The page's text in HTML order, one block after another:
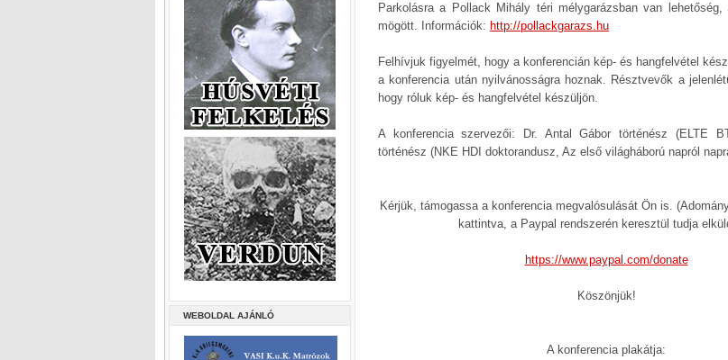
WEBOLDAL AJÁNLÓ
Parkolásra a Pollack Mihály téri mélygarázsban van
mögött. Információk: http://pollackgarazs.hu
Felhívjuk figyelmét, hogy a konferencián kép- és hangfelvétel
a konferencia után nyilvánosságra hoznak. Résztvevők a
hogy róluk kép- és hangfelvétel készüljön.
A konferencia szervezői: Dr. Antal Gábor történész (ELTE
történész (NKE HDI doktorandusz, Az első világháború napról
Kérjük, támogassa a konferencia megvalósulását Ön is.
kattintva, a Paypal rendszerén keresztül tudja
https://www.paypal.com/donate
Köszönjük!
A konferencia plakátja: